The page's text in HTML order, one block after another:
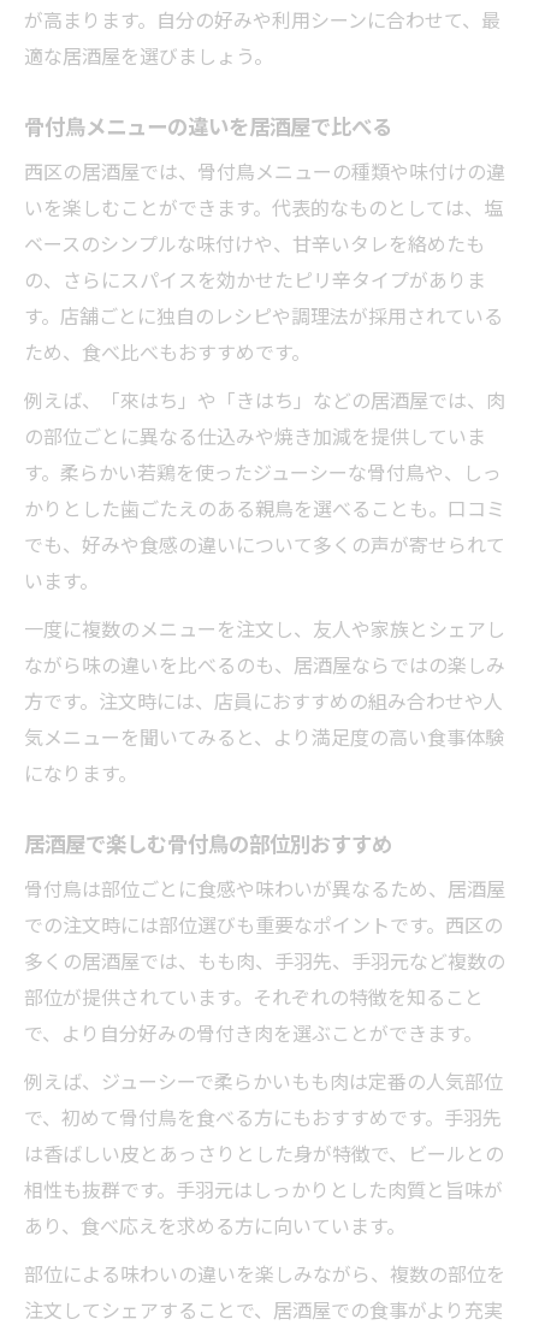
が高まります。自分の好みや利用シーンに合わせて、最
適な居酒屋を選びましょう。
骨付鳥メニューの違いを居酒屋で比べる
西区の居酒屋では、骨付鳥メニューの種類や味付けの違
いを楽しむことができます。代表的なものとしては、塩
ベースのシンプルな味付けや、甘辛いタレを絡めたも
の、さらにスパイスを効かせたピリ辛タイプがありま
す。店舗ごとに独自のレシピや調理法が採用されている
ため、食べ比べもおすすめです。
例えば、「來はち」や「きはち」などの居酒屋では、肉
の部位ごとに異なる仕込みや焼き加減を提供していま
す。柔らかい若鶏を使ったジューシーな骨付鳥や、しっ
かりとした歯ごたえのある親鳥を選べることも。口コミ
でも、好みや食感の違いについて多くの声が寄せられて
います。
一度に複数のメニューを注文し、友人や家族とシェアし
ながら味の違いを比べるのも、居酒屋ならではの楽しみ
方です。注文時には、店員におすすめの組み合わせや人
気メニューを聞いてみると、より満足度の高い食事体験
になります。
居酒屋で楽しむ骨付鳥の部位別おすすめ
骨付鳥は部位ごとに食感や味わいが異なるため、居酒屋
での注文時には部位選びも重要なポイントです。西区の
多くの居酒屋では、もも肉、手羽先、手羽元など複数の
部位が提供されています。それぞれの特徴を知ること
で、より自分好みの骨付き肉を選ぶことができます。
例えば、ジューシーで柔らかいもも肉は定番の人気部位
で、初めて骨付鳥を食べる方にもおすすめです。手羽先
は香ばしい皮とあっさりとした身が特徴で、ビールとの
相性も抜群です。手羽元はしっかりとした肉質と旨味が
あり、食べ応えを求める方に向いています。
部位による味わいの違いを楽しみながら、複数の部位を
注文してシェアすることで、居酒屋での食事がより充実